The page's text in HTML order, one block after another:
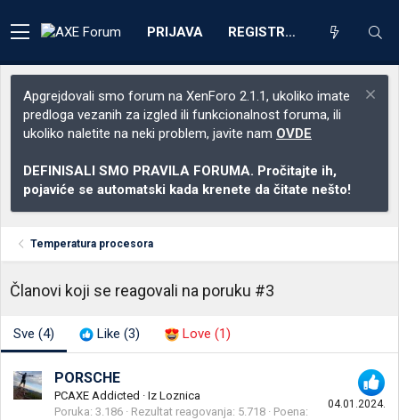
PRIJAVA REGISTRACIJA
Apgrejdovali smo forum na XenForo 2.1.1, ukoliko imate
predloga vezanih za izgled ili funkcionalnost foruma, ili
ukoliko naletite na neki problem, javite nam OVDE
DEFINISALI SMO PRAVILA FORUMA. Pročitajte ih,
pojaviće se automatski kada krenete da čitate nešto!
Temperatura procesora
Članovi koji se reagovali na poruku #3
Sve (4) Like (3) Love (1)
04.01.2024.
PORSCHE
PCAXE Addicted · Iz Loznica
Poruka 3.186 Rezultat reagovanja 5.718
Poena